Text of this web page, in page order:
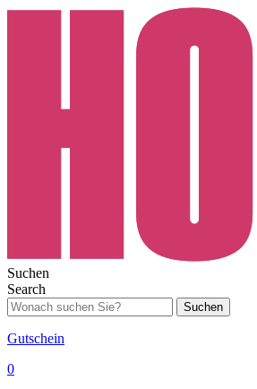
Suchen
Search
Suchen
Gutschein
0